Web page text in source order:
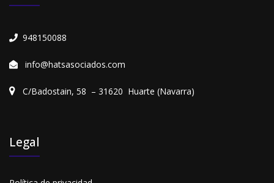
948150088
info@hatsasociados.com
C/Badostain, 58 – 31620 Huarte (Navarra)
Legal